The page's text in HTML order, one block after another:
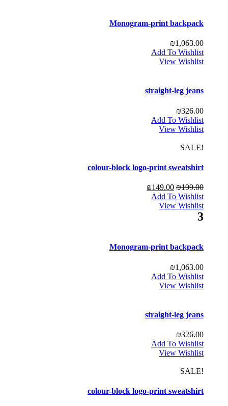
Monogram-print backpack
₪1,063.00
Add To Wishlist
View Wishlist
straight-leg jeans
₪326.00
Add To Wishlist
View Wishlist
!SALE
colour-block logo-print sweatshirt
₪199.00
₪149.00
Add To Wishlist
View Wishlist
3
Monogram-print backpack
₪1,063.00
Add To Wishlist
View Wishlist
straight-leg jeans
₪326.00
Add To Wishlist
View Wishlist
!SALE
colour-block logo-print sweatshirt